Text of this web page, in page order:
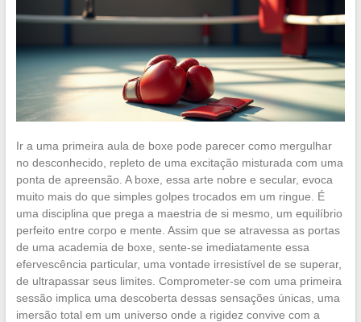
Ir a uma primeira aula de boxe pode parecer como mergulhar
no desconhecido, repleto de uma excitação misturada com uma
ponta de apreensão. A boxe, essa arte nobre e secular, evoca
muito mais do que simples golpes trocados em um ringue. É
uma disciplina que prega a maestria de si mesmo, um equilíbrio
perfeito entre corpo e mente. Assim que se atravessa as portas
de uma academia de boxe, sente-se imediatamente essa
efervescência particular, uma vontade irresistível de se superar,
de ultrapassar seus limites. Comprometer-se com uma primeira
sessão implica uma descoberta dessas sensações únicas, uma
imersão total em um universo onde a rigidez convive com a